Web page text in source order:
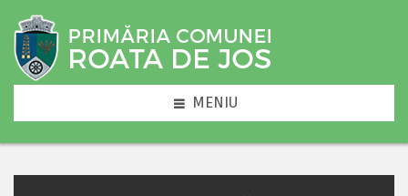
MENIU